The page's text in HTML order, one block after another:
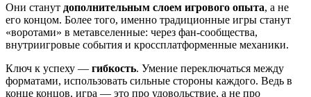
Они станут дополнительным слоем игрового опыта, а не
его концом. Более того, именно традиционные игры станут
«воротами» в метавселенные: через фан-сообщества,
внутриигровые события и кроссплатформенные механики.
Ключ к успеху — гибкость. Умение переключаться между
форматами, использовать сильные стороны каждого. Ведь в
конце концов, игра — это про удовольствие, а не про